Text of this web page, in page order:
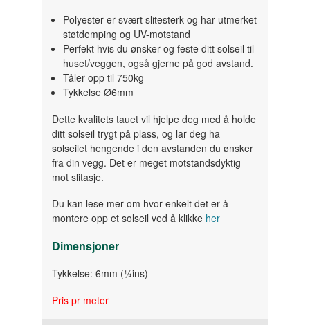
Polyester er svært slitesterk og har utmerket
støtdemping og UV-motstand
Perfekt hvis du ønsker og feste ditt solseil til
huset/veggen, også gjerne på god avstand.
Tåler opp til 750kg
Tykkelse Ø6mm
Dette kvalitets tauet vil hjelpe deg med å holde
ditt solseil trygt på plass, og lar deg ha
solseilet hengende i den avstanden du ønsker
fra din vegg. Det er meget motstandsdyktig
mot slitasje.
Du kan lese mer om hvor enkelt det er å
montere opp et solseil ved å klikke her
Dimensjoner
Tykkelse: 6mm (¼ins)
Pris pr meter